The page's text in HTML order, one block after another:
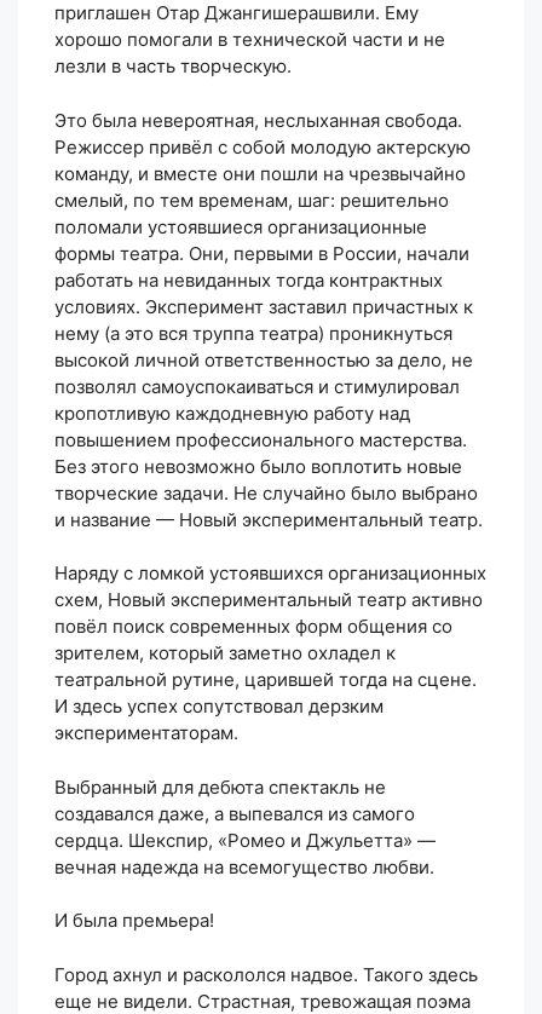
приглашен Отар Джангишерашвили. Ему
хорошо помогали в технической части и не
лезли в часть творческую.
Это была невероятная, неслыханная свобода.
Режиссер привёл с собой молодую актерскую
команду, и вместе они пошли на чрезвычайно
смелый, по тем временам, шаг: решительно
поломали устоявшиеся организационные
формы театра. Они, первыми в России, начали
работать на невиданных тогда контрактных
условиях. Эксперимент заставил причастных к
нему (а это вся труппа театра) проникнуться
высокой личной ответственностью за дело, не
позволял самоуспокаиваться и стимулировал
кропотливую каждодневную работу над
повышением профессионального мастерства.
Без этого невозможно было воплотить новые
творческие задачи. Не случайно было выбрано
и название — Новый экспериментальный театр.
Наряду с ломкой устоявшихся организационных
схем, Новый экспериментальный театр активно
повёл поиск современных форм общения со
зрителем, который заметно охладел к
театральной рутине, царившей тогда на сцене.
И здесь успех сопутствовал дерзким
экспериментаторам.
Выбранный для дебюта спектакль не
создавался даже, а выпевался из самого
сердца. Шекспир, «Ромео и Джульетта» —
вечная надежда на всемогущество любви.
И была премьера!
Город ахнул и раскололся надвое. Такого здесь
еще не видели. Страстная, тревожащая поэма